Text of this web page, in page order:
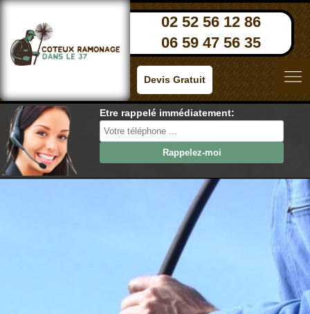
02 52 56 12 86
06 59 47 56 35
Devis Gratuit
Etre rappelé immédiatement: